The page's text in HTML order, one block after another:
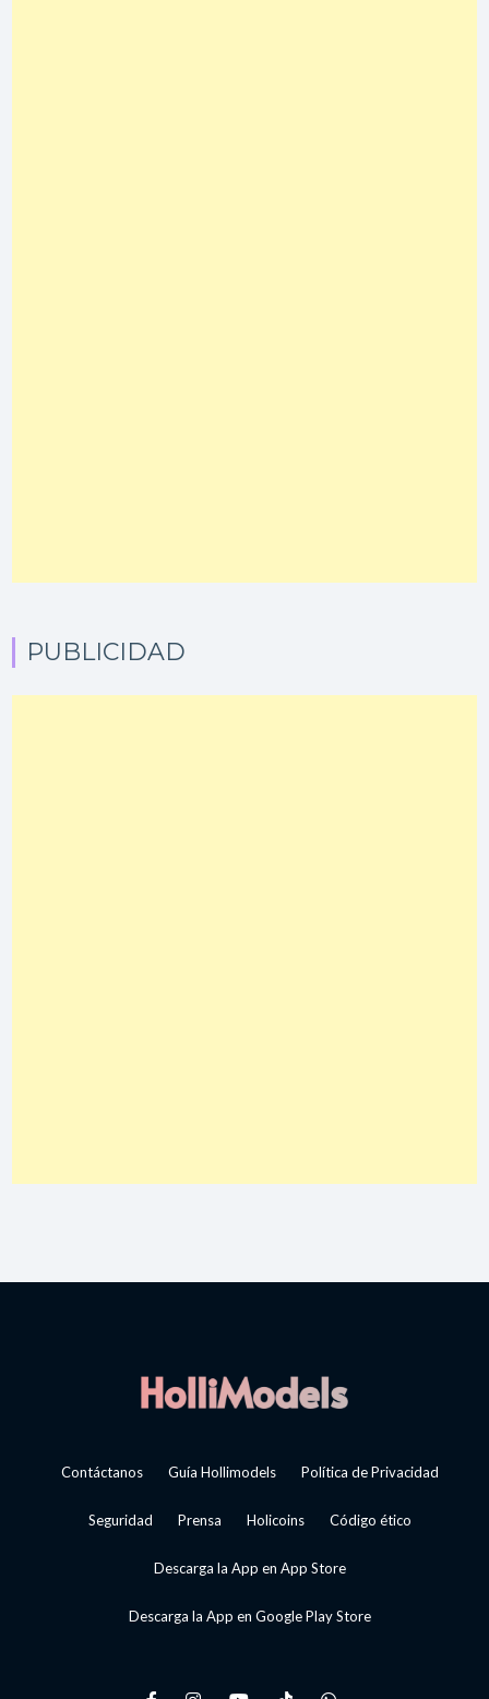
PUBLICIDAD
Contáctanos Guía Hollimodels Política de Privacidad
Seguridad Prensa Holicoins Código ético
Descarga la App en App Store
Descarga la App en Google Play Store